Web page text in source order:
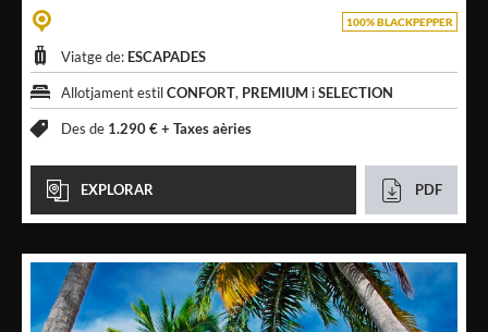
100% BLACKPEPPER
Viatge de: ESCAPADES
Allotjament estilCONFORT, PREMIUM iSELECTION
Des de 1.290 € + Taxes aèries
EXPLORAR PDF